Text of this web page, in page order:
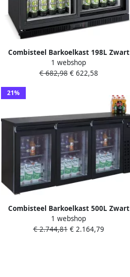
Combisteel Barkoelkast 198L Zwart
Schuifdeuren Statisch + Ventilator
900x520x850mm Horeca Koelkast
1 webshop
€ 682,98€ 622,58
21%
Combisteel Barkoelkast 500L Zwart
-2°C +8°C Geforceerd Draaideuren
1940x550x950mm Horeca Koelkast
1 webshop
€ 2.744,81€ 2.164,79